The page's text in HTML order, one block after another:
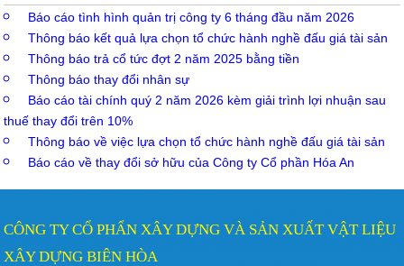
Báo cáo tình hình quản trị công ty 6 tháng đầu năm 2026
Thông báo kết quả lựa chọn tổ chức hành nghề đấu giá tài sản
Thông báo trả cổ tức đợt 2 năm 2025 bằng tiền
Thông báo thay đổi nhân sự
Báo cáo tài chính quý 2 năm 2026 kèm giải trình lợi nhuận sau
thuế thay đổi trên 10%
Thông báo về việc lựa chọn tổ chức hành nghề đấu giá tài sản
Báo cáo về thay đổi sở hữu của Công ty Cổ phần Hóa An
CÔNG TY CỔ PHẨN XÂY DỰNG VÀ SẢN XUẤT VẬT LIỆU
XÂY DỰNG BIÊN HÒA